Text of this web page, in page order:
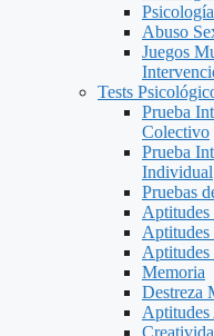
Abuso
Juegos
Tests
Prueba
Colectivo
Prueba
Individual
Pruebas
Aptitudes
Aptitudes
Aptitudes
Memoria
Destreza